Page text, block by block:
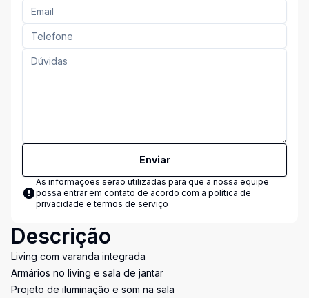
Enviar
As informações serão utilizadas para que a nossa equipe
possa entrar em contato de acordo com a política de
privacidade e termos de serviço
Descrição
Living com varanda integrada
Armários no living e sala de jantar
Projeto de iluminação e som na sala